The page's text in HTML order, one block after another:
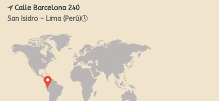
Calle Barcelona 240
San Isidro – Lima (Perú)